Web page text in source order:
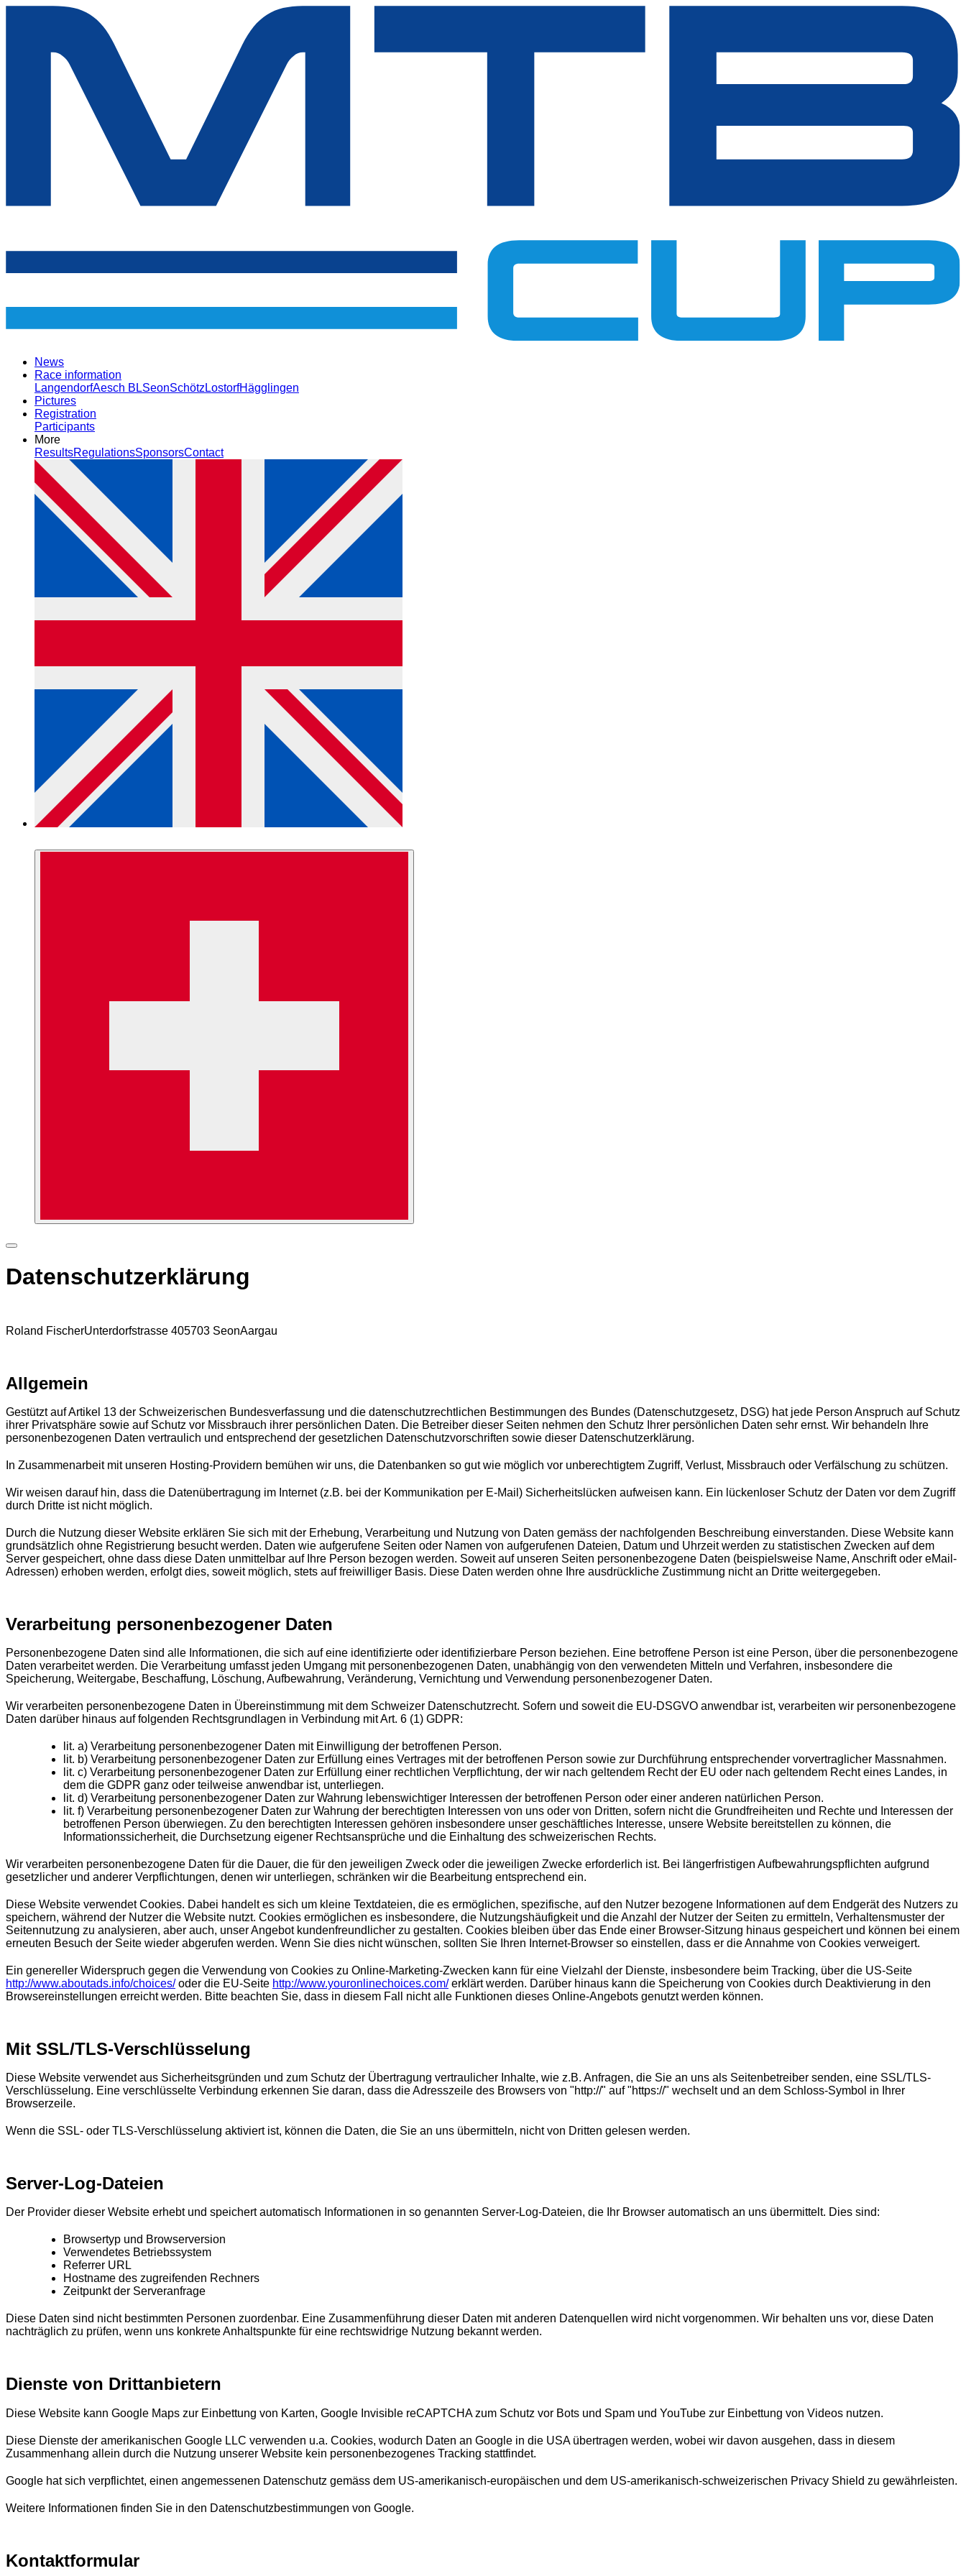
News
Race information
LangendorfAesch BLSeonSchötz LostorfHägglingen
Pictures
Registration
Participants
More
ResultsRegulationsSponsorsContact
Datenschutzerklärung
Roland FischerUnterdorfstrasse 405703 SeonAargau
Allgemein
Gestützt auf Artikel 13 der Schweizerischen Bundesverfassung und die datenschutzrechtlichen Bestimmungen des Bundes (Datenschutzgesetz, DSG) hat jede Person Anspruch auf Schutz
ihrer Privatsphäre sowie auf Schutz vor Missbrauch ihrer persönlichen Daten. Die Betreiber dieser Seiten nehmen den Schutz Ihrer persönlichen Daten sehr ernst. Wir behandeln Ihre
personenbezogenen Daten vertraulich und entsprechend der gesetzlichen Datenschutzvorschriften sowie dieser Datenschutzerklärung.
In Zusammenarbeit mit unseren Hosting-Providern bemühen wir uns, die Datenbanken so gut wie möglich vor unberechtigtem Zugriff, Verlust, Missbrauch oder Verfälschung zu schützen.
Wir weisen darauf hin, dass die Datenübertragung im Internet (z.B. bei der Kommunikation per E-Mail) Sicherheitslücken aufweisen kann. Ein lückenloser Schutz der Daten vor dem Zugriff
durch Dritte ist nicht möglich.
Durch die Nutzung dieser Website erklären Sie sich mit der Erhebung, Verarbeitung und Nutzung von Daten gemäss der nachfolgenden Beschreibung einverstanden. Diese Website kann
grundsätzlich ohne Registrierung besucht werden. Daten wie aufgerufene Seiten oder Namen von aufgerufenen Dateien, Datum und Uhrzeit werden zu statistischen Zwecken auf dem
Server gespeichert, ohne dass diese Daten unmittelbar auf Ihre Person bezogen werden. Soweit auf unseren Seiten personenbezogene Daten (beispielsweise Name, Anschrift oder eMail-
Adressen) erhoben werden, erfolgt dies, soweit möglich, stets auf freiwilliger Basis. Diese Daten werden ohne Ihre ausdrückliche Zustimmung nicht an Dritte weitergegeben.
Verarbeitung personenbezogener Daten
Personenbezogene Daten sind alle Informationen, die sich auf eine identifizierte oder identifizierbare Person beziehen. Eine betroffene Person ist eine Person, über die personenbezogene
Daten verarbeitet werden. Die Verarbeitung umfasst jeden Umgang mit personenbezogenen Daten, unabhängig von den verwendeten Mitteln und Verfahren, insbesondere die
Speicherung, Weitergabe, Beschaffung, Löschung, Aufbewahrung, Veränderung, Vernichtung und Verwendung personenbezogener Daten.
Wir verarbeiten personenbezogene Daten in Übereinstimmung mit dem Schweizer Datenschutzrecht. Sofern und soweit die EU-DSGVO anwendbar ist, verarbeiten wir personenbezogene
Daten darüber hinaus auf folgenden Rechtsgrundlagen in Verbindung mit Art. 6 (1) GDPR:
lit. a) Verarbeitung personenbezogener Daten mit Einwilligung der betroffenen Person.
lit. b) Verarbeitung personenbezogener Daten zur Erfüllung eines Vertrages mit der betroffenen Person sowie zur Durchführung entsprechender vorvertraglicher Massnahmen.
lit. c) Verarbeitung personenbezogener Daten zur Erfüllung einer rechtlichen Verpflichtung, der wir nach geltendem Recht der EU oder nach geltendem Recht eines Landes, in
dem die GDPR ganz oder teilweise anwendbar ist, unterliegen.
lit. d) Verarbeitung personenbezogener Daten zur Wahrung lebenswichtiger Interessen der betroffenen Person oder einer anderen natürlichen Person.
lit. f) Verarbeitung personenbezogener Daten zur Wahrung der berechtigten Interessen von uns oder von Dritten, sofern nicht die Grundfreiheiten und Rechte und Interessen der
betroffenen Person überwiegen. Zu den berechtigten Interessen gehören insbesondere unser geschäftliches Interesse, unsere Website bereitstellen zu können, die
Informationssicherheit, die Durchsetzung eigener Rechtsansprüche und die Einhaltung des schweizerischen Rechts.
Wir verarbeiten personenbezogene Daten für die Dauer, die für den jeweiligen Zweck oder die jeweiligen Zwecke erforderlich ist. Bei längerfristigen Aufbewahrungspflichten aufgrund
gesetzlicher und anderer Verpflichtungen, denen wir unterliegen, schränken wir die Bearbeitung entsprechend ein.
Diese Website verwendet Cookies. Dabei handelt es sich um kleine Textdateien, die es ermöglichen, spezifische, auf den Nutzer bezogene Informationen auf dem Endgerät des Nutzers zu
speichern, während der Nutzer die Website nutzt. Cookies ermöglichen es insbesondere, die Nutzungshäufigkeit und die Anzahl der Nutzer der Seiten zu ermitteln, Verhaltensmuster der
Seitennutzung zu analysieren, aber auch, unser Angebot kundenfreundlicher zu gestalten. Cookies bleiben über das Ende einer Browser-Sitzung hinaus gespeichert und können bei einem
erneuten Besuch der Seite wieder abgerufen werden. Wenn Sie dies nicht wünschen, sollten Sie Ihren Internet-Browser so einstellen, dass er die Annahme von Cookies verweigert.
Ein genereller Widerspruch gegen die Verwendung von Cookies zu Online-Marketing-Zwecken kann für eine Vielzahl der Dienste, insbesondere beim Tracking, über die US-Seite
http://www.aboutads.info/choices/oder die EU-Seite http://www.youronlinechoices.com/erklärt werden. Darüber hinaus kann die Speicherung von Cookies durch Deaktivierung in den
Browsereinstellungen erreicht werden. Bitte beachten Sie, dass in diesem Fall nicht alle Funktionen dieses Online-Angebots genutzt werden können.
Mit SSL/TLS-Verschlüsselung
Diese Website verwendet aus Sicherheitsgründen und zum Schutz der Übertragung vertraulicher Inhalte, wie z.B. Anfragen, die Sie an uns als Seitenbetreiber senden, eine SSL/TLS-
Verschlüsselung. Eine verschlüsselte Verbindung erkennen Sie daran, dass die Adresszeile des Browsers von "http://" auf "https://" wechselt und an dem Schloss-Symbol in Ihrer
Browserzeile.
Wenn die SSL- oder TLS-Verschlüsselung aktiviert ist, können die Daten, die Sie an uns übermitteln, nicht von Dritten gelesen werden.
Server-Log-Dateien
Der Provider dieser Website erhebt und speichert automatisch Informationen in so genannten Server-Log-Dateien, die Ihr Browser automatisch an uns übermittelt. Dies sind:
Browsertyp und Browserversion
Verwendetes Betriebssystem
Referrer URL
Hostname des zugreifenden Rechners
Zeitpunkt der Serveranfrage
Diese Daten sind nicht bestimmten Personen zuordenbar. Eine Zusammenführung dieser Daten mit anderen Datenquellen wird nicht vorgenommen. Wir behalten uns vor, diese Daten
nachträglich zu prüfen, wenn uns konkrete Anhaltspunkte für eine rechtswidrige Nutzung bekannt werden.
Dienste von Drittanbietern
Diese Website kann Google Maps zur Einbettung von Karten, Google Invisible reCAPTCHA zum Schutz vor Bots und Spam und YouTube zur Einbettung von Videos nutzen.
Diese Dienste der amerikanischen Google LLC verwenden u.a. Cookies, wodurch Daten an Google in die USA übertragen werden, wobei wir davon ausgehen, dass in diesem
Zusammenhang allein durch die Nutzung unserer Website kein personenbezogenes Tracking stattfindet.
Google hat sich verpflichtet, einen angemessenen Datenschutz gemäss dem US-amerikanisch-europäischen und dem US-amerikanisch-schweizerischen Privacy Shield zu gewährleisten.
Weitere Informationen finden Sie in den Datenschutzbestimmungen von Google.
Kontaktformular